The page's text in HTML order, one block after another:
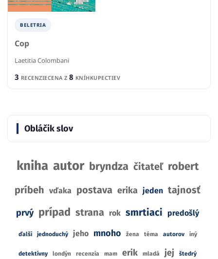
BELETRIA
Cop
Laetitia Colombani
3 RECENZIECENA Z 8 KNÍHKUPECTIEV
Obláčik slov
kniha autor bryndza čitateľ robert
príbeh vďaka postava erika jeden tajnosť
prvý prípad strana rok smrtiaci predošlý
ďalší jednoduchý jeho mnoho žena téma autorov iný
detektívny londýn recenzia mam erik mladá jej štedrý